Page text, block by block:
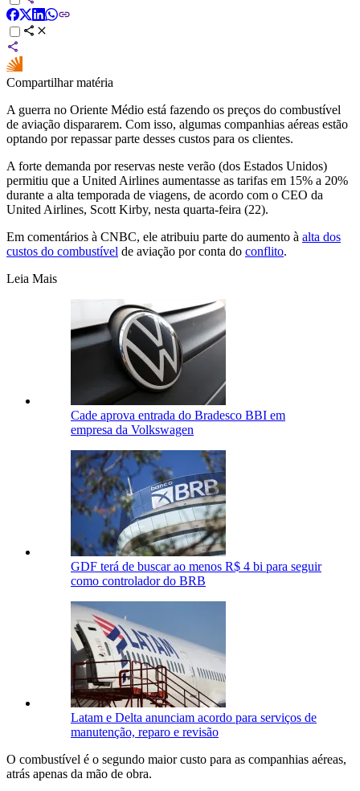
Compartilhar matéria
A guerra no Oriente Médio está fazendo os preços do combustível
de aviação dispararem. Com isso, algumas companhias aéreas estão
optando por repassar parte desses custos para os clientes.
A forte demanda por reservas neste verão (dos Estados Unidos)
permitiu que a United Airlines aumentasse as tarifas em 15% a 20%
durante a alta temporada de viagens, de acordo com o CEO da
United Airlines, Scott Kirby, nesta quarta-feira (22).
Em comentários à CNBC, ele atribuiu parte do aumento à alta dos
custos do combustível de aviação por conta do conflito.
Leia Mais
Cade aprova entrada do Bradesco BBI em
empresa da Volkswagen
GDF terá de buscar ao menos R$ 4 bi para seguir
como controlador do BRB
Latam e Delta anunciam acordo para serviços de
manutenção, reparo e revisão
O combustível é o segundo maior custo para as companhias aéreas,
atrás apenas da mão de obra.